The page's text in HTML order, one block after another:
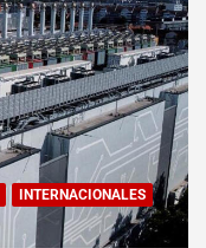
INTERNACIONALES